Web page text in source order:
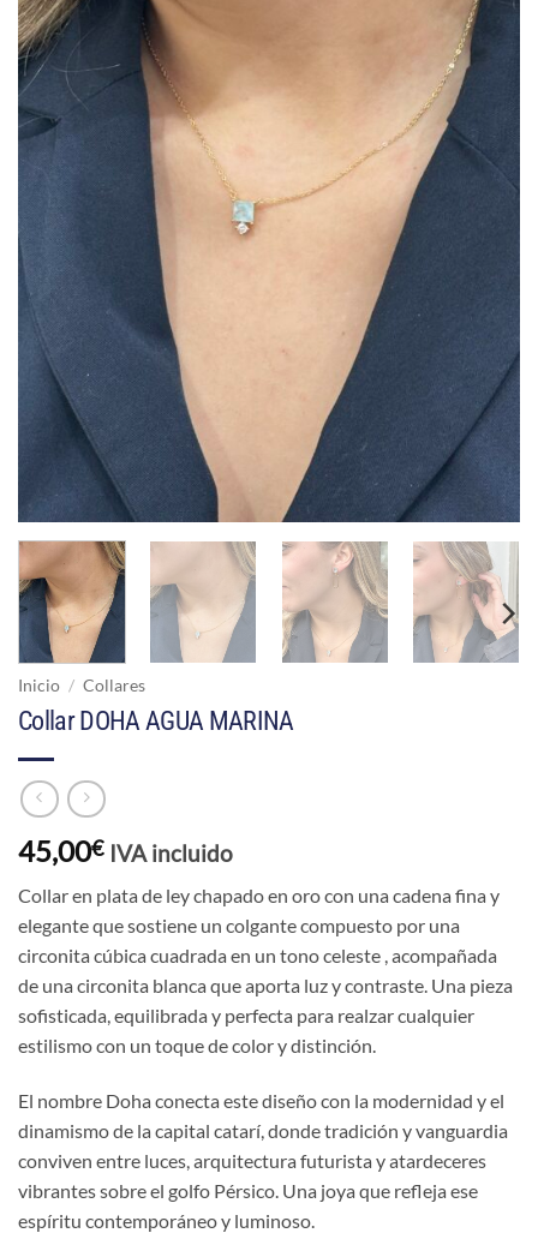
Inicio / Collares
Collar DOHA AGUA MARINA
45,00€ IVA incluido
Collar en plata de ley chapado en oro con una cadena fina y
elegante que sostiene un colgante compuesto por una
circonita cúbica cuadrada en un tono celeste , acompañada
de una circonita blanca que aporta luz y contraste. Una pieza
sofisticada, equilibrada y perfecta para realzar cualquier
estilismo con un toque de color y distinción.
El nombre Doha conecta este diseño con la modernidad y el
dinamismo de la capital catarí, donde tradición y vanguardia
conviven entre luces, arquitectura futurista y atardeceres
vibrantes sobre el golfo Pérsico. Una joya que refleja ese
espíritu contemporáneo y luminoso.